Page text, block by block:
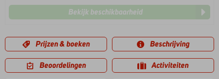
Bekijk beschikbaarheid
Prijzen & boeken Beschrijving
Beoordelingen Activiteiten